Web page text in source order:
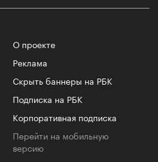
О проекте
Реклама
Скрыть баннеры на РБК
Подписка на РБК
Корпоративная подписка
Перейти на мобильную
версию